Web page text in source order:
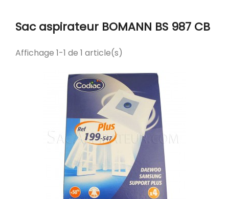
Sac aspirateur BOMANN BS 987 CB
Affichage 1-1 de 1 article(s)